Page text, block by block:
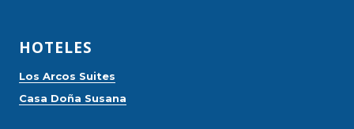
HOTELES
Los Arcos Suites
Casa Doña Susana